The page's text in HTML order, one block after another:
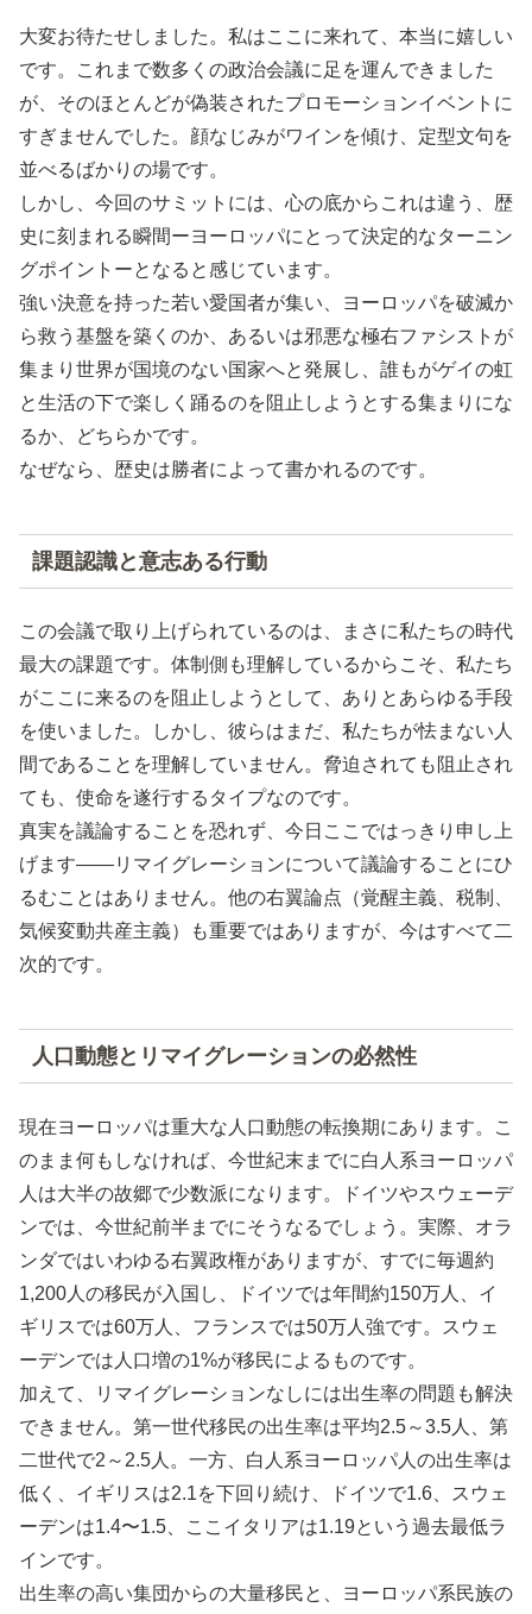
大変お待たせしました。私はここに来れて、本当に嬉しい
です。これまで数多くの政治会議に足を運んできました
が、そのほとんどが偽装されたプロモーションイベントに
すぎませんでした。顔なじみがワインを傾け、定型文句を
並べるばかりの場です。
しかし、今回のサミットには、心の底からこれは違う、歴
史に刻まれる瞬間ーヨーロッパにとって決定的なターニン
グポイントーとなると感じています。
強い決意を持った若い愛国者が集い、ヨーロッパを破滅か
ら救う基盤を築くのか、あるいは邪悪な極右ファシストが
集まり世界が国境のない国家へと発展し、誰もがゲイの虹
と生活の下で楽しく踊るのを阻止しようとする集まりにな
るか、どちらかです。
なぜなら、歴史は勝者によって書かれるのです。
課題認識と意志ある行動
この会議で取り上げられているのは、まさに私たちの時代
最大の課題です。体制側も理解しているからこそ、私たち
がここに来るのを阻止しようとして、ありとあらゆる手段
を使いました。しかし、彼らはまだ、私たちが怯まない人
間であることを理解していません。脅迫されても阻止され
ても、使命を遂行するタイプなのです。
真実を議論することを恐れず、今日ここではっきり申し上
げます——リマイグレーションについて議論することにひ
るむことはありません。他の右翼論点（覚醒主義、税制、
気候変動共産主義）も重要ではありますが、今はすべて二
次的です。
人口動態とリマイグレーションの必然性
現在ヨーロッパは重大な人口動態の転換期にあります。こ
のまま何もしなければ、今世紀末までに白人系ヨーロッパ
人は大半の故郷で少数派になります。ドイツやスウェーデ
ンでは、今世紀前半までにそうなるでしょう。実際、オラ
ンダではいわゆる右翼政権がありますが、すでに毎週約
1,200人の移民が入国し、ドイツでは年間約150万人、イ
ギリスでは60万人、フランスでは50万人強です。スウェ
ーデンでは人口増の1%が移民によるものです。
加えて、リマイグレーションなしには出生率の問題も解決
できません。第一世代移民の出生率は平均2.5～3.5人、第
二世代で2～2.5人。一方、白人系ヨーロッパ人の出生率は
低く、イギリスは2.1を下回り続け、ドイツで1.6、スウェ
ーデンは1.4〜1.5、ここイタリアは1.19という過去最低ラ
インです。
出生率の高い集団からの大量移民と、ヨーロッパ系民族の